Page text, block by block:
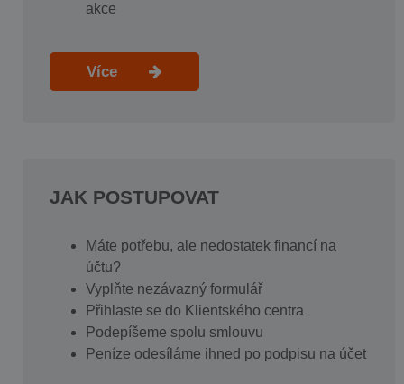
akce
Více
JAK POSTUPOVAT
Máte potřebu, ale nedostatek financí na
účtu?
Vyplňte nezávazný formulář
Přihlaste se do Klientského centra
Podepíšeme spolu smlouvu
Peníze odesíláme ihned po podpisu na účet